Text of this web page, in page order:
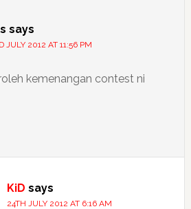
says
JULY 2012 AT 11:56 PM
kemenangan contest ni
KiD says
24TH JULY 2012 AT 6:16 AM